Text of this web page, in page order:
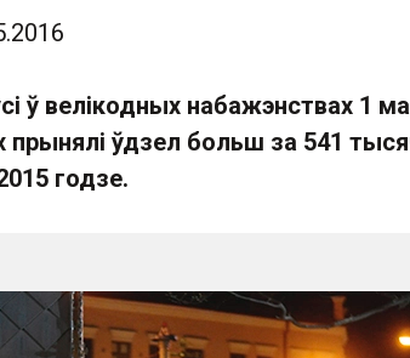
ў велікодных набажэнствах 1
прынялі ўдзел больш за 541
годзе.